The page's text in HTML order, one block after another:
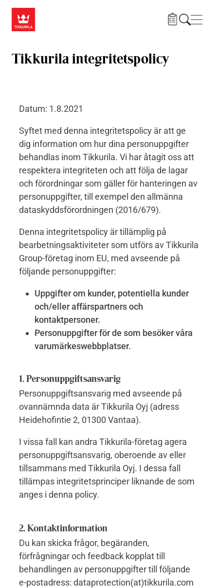
Tikkurila integritetspolicy
Datum: 1.8.2021
Syftet med denna integritetspolicy är att ge
dig information om hur dina personuppgifter
behandlas inom Tikkurila. Vi har åtagit oss att
respektera integriteten och att följa de lagar
och förordningar som gäller för hanteringen av
personuppgifter, till exempel den allmänna
dataskyddsförordningen (2016/679).
Denna integritetspolicy är tillämplig på
bearbetningsaktiviteter som utförs av Tikkurila
Group-företag inom EU, med avseende på
följande personuppgifter:
Uppgifter om kunder, potentiella kunder
och/eller affärspartners och
kontaktpersoner.
Personuppgifter för de som besöker våra
varumärkeswebbplatser.
1. Personuppgiftsansvarig
Personuppgiftsansvarig med avseende på
ovannämnda data är Tikkurila Oyj (adress
Heidehofintie 2, 01300 Vantaa).
I vissa fall kan andra Tikkurila-företag agera
personuppgiftsansvarig, oberoende av eller
tillsammans med Tikkurila Oyj. I dessa fall
tillämpas integritetsprinciper liknande de som
anges i denna policy.
2. Kontaktinformation
Du kan skicka frågor, begäranden,
förfrågningar och feedback kopplat till
behandlingen av personuppgifter till följande
e-postadress: dataprotection(at)tikkurila.com